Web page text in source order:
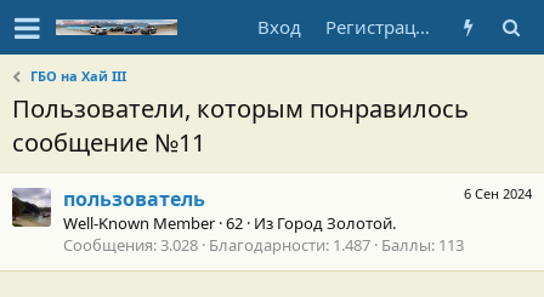
Вход Регистрация
ГБО на Хай III
Пользователи, которым понравилось
сообщение №11
6 Сен 2024
пользователь
Well-Known Member ·62 · Из Город Золотой.
Сообщения 3.028 Благодарности 1.487 Баллы 113